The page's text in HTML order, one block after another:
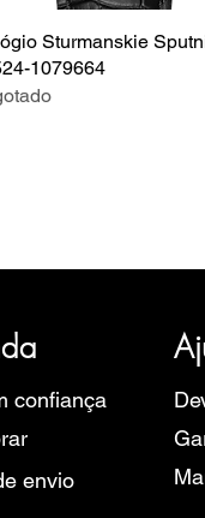
Sturmanskie
1079664
confiança
envio